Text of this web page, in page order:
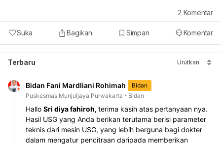
Suka Bagikan Simpan Komentar
2 Komentar
Terbaru Urutkan
Bidan Fani Mardliani Rohimah
Bidan
Puskesmas Munjuljaya Purwakarta
Bidan
Hallo Sri diya fahiroh, terima kasih atas pertanyaan nya.
Hasil USG yang Anda berikan terutama berisi parameter
teknis dari mesin USG, yang lebih berguna bagi dokter
dalam mengatur pencitraan daripada memberikan